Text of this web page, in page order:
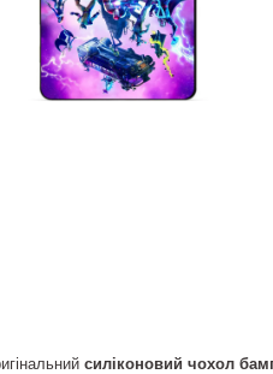
силіконовий чохол